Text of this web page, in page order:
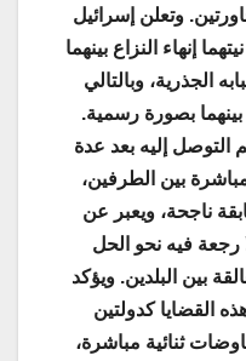
وتعلن إسرائيل
إنهاء النزاع بينهما
الجذرية، وبالتالي
بصورة رسمية.
التوصل إليه بعد عدة
بين الطرفين،
ناجحة، ويعبر عن
رجعة فيه نحو الحل
بين البلدين. ويؤكد
القضايا كدولتين
ثنائية مباشرة،